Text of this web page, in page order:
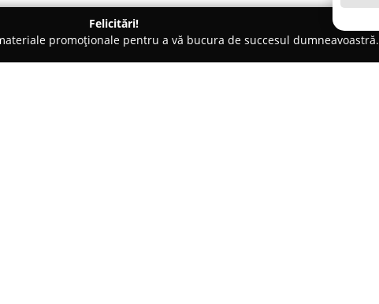
Felicitări!
promoționale pentru a vă bucura de succesul dumneavoastră.